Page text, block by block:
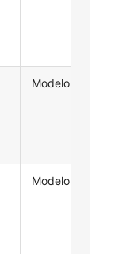
Modelo
Modelo